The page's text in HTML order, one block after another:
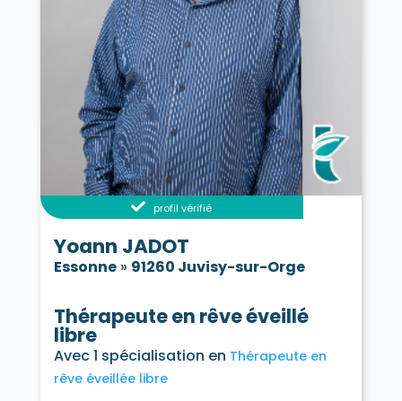
profil vérifié
Yoann JADOT
Essonne» 91260 Juvisy-sur-Orge
Thérapeute en rêve éveillé
libre
Avec 1 spécialisation en Thérapeute en
rêve éveillée libre